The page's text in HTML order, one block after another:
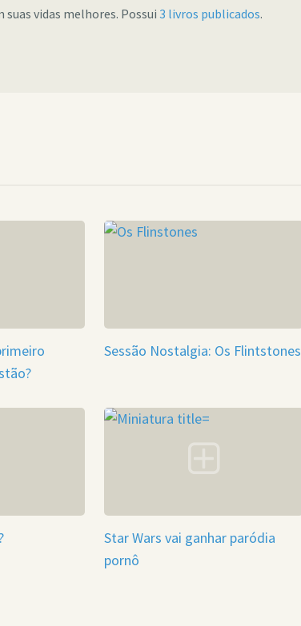
vidas melhores. Possui3 livros publicados.
Sessão Nostalgia: Os Flintstones
Star Wars vai ganhar paródia
pornô